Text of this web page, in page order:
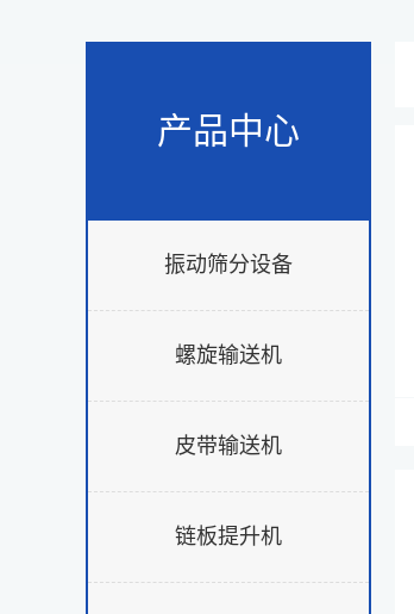
产品中心
振动筛分设备
螺旋输送机
皮带输送机
链板提升机